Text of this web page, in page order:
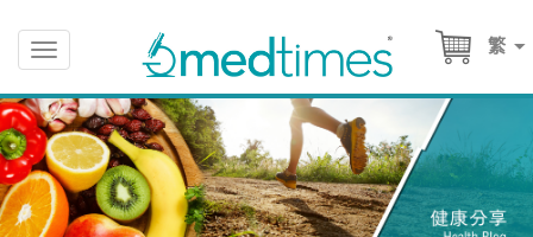
繁
Toggle
navigation